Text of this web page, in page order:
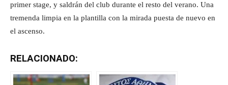
primer stage, y saldrán del club durante el resto del verano. Una
tremenda limpia en la plantilla con la mirada puesta de nuevo en
el ascenso.
RELACIONADO: